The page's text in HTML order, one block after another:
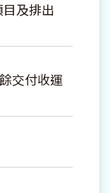
及排出
交付收運